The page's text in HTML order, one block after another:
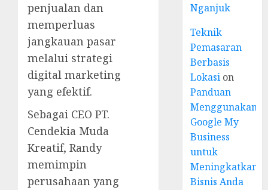
penjualan dan
memperluas
jangkauan pasar
melalui strategi
digital marketing
yang efektif.
Sebagai CEO PT.
Cendekia Muda
Kreatif, Randy
memimpin
perusahaan yang
Nganjuk
Teknik
Pemasaran
Berbasis
Lokasi on
Panduan
Menggunakan
Google My
Business
untuk
Meningkatkan
Bisnis Anda